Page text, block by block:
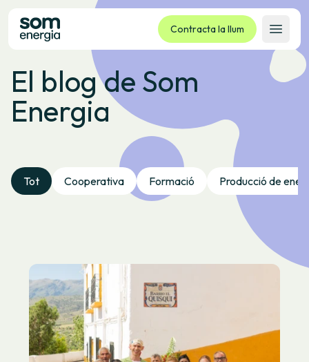
Contracta la llum
Obrir
Tarifes
Serveis
Empreses
La cooperativa
Contacte
Tràmits
El blog de Som
Energia
Tot Cooperativa Formació Producció de